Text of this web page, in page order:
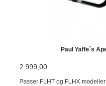
Paul Yaffe´s
2 999,00
Passer FLHT og FLHX